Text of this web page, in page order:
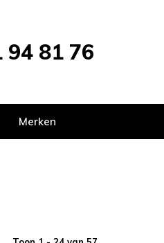
94 81 76
Merken